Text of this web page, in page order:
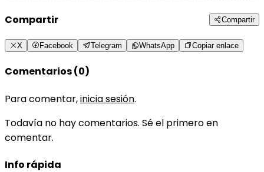
Compartir Compartir
X Facebook Telegram WhatsApp Copiar enlace
Comentarios (0)
Para comentar,inicia sesión.
Todavía no hay comentarios. Sé el primero en
comentar.
Info rápida